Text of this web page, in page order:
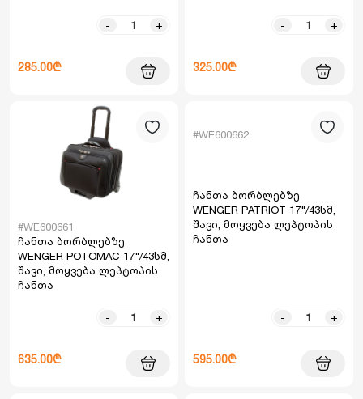
- +
285.00₾
- +
325.00₾
#WE600661
ჩანთა ბორბლებზე
WENGER POTOMAC 17"/43სმ,
შავი, მოყვება ლეპტოპის
ჩანთა
- +
635.00₾
#WE600662
ჩანთა ბორბლებზე
WENGER PATRIOT 17"/43სმ,
შავი, მოყვება ლეპტოპის
ჩანთა
- +
595.00₾